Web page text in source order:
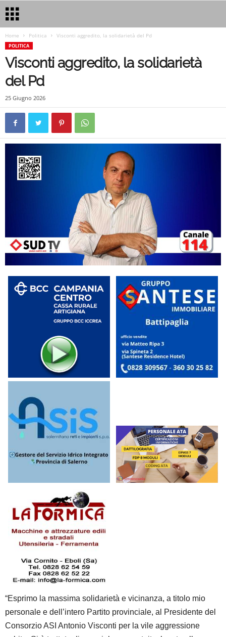
Home Politica Visconti aggredito, la solidarietà del Pd
POLITICA
Visconti aggredito, la solidarietà
del Pd
25 Giugno 2026
“Esprimo la massima solidarietà e vicinanza, a titolo mio
personale e dell’intero Partito provinciale, al Presidente del
Consorzio ASI Antonio Visconti per la vile aggressione